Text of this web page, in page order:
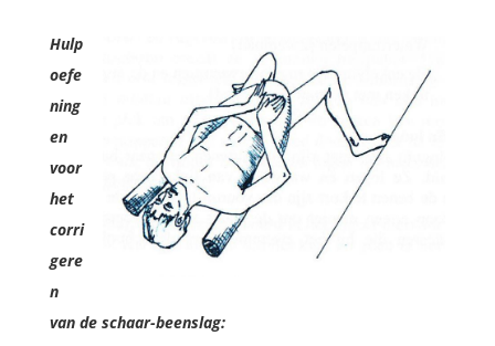
Hulp
oefe
ning
en
voor
het
corri
gere
n
van de schaar-beenslag: